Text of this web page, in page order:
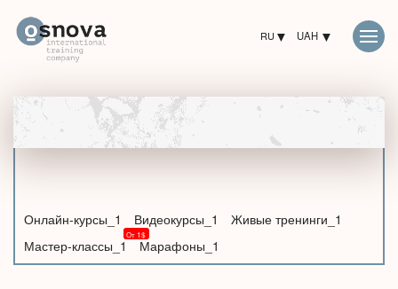
RU UAH
Онлайн-курсы_1 Видеокурсы_1
Живые тренинги_1
Мастер-классы_1
Марафоны_1